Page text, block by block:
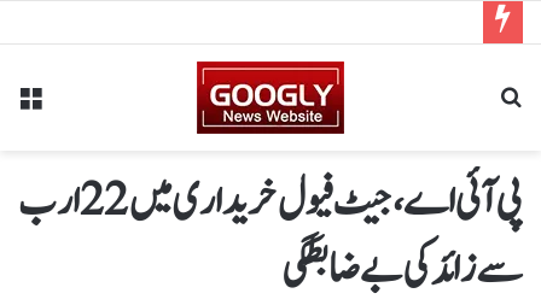
پی آئی اے،جیٹ فیول خریداری میں 22 ارب
سے زائد کی بے ضابطگی